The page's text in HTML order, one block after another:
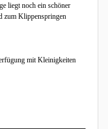
liegt noch ein schöner
zum Klippenspringen
mit Kleinigkeiten